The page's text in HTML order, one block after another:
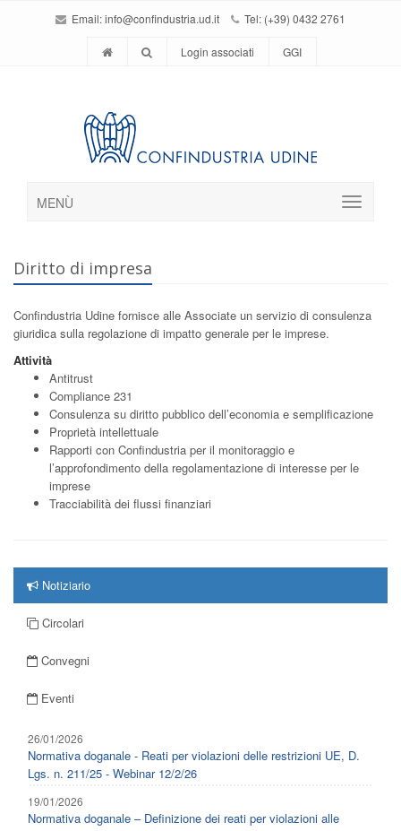
Email:info@confindustria.ud.it Tel: (+39) 0432 2761
Login associati GGI
MENÙ
Diritto di impresa
Confindustria Udine fornisce alle Associate un servizio di consulenza
giuridica sulla regolazione di impatto generale per le imprese.
Attività
Antitrust
Compliance 231
Consulenza su diritto pubblico dell’economia e semplificazione
Proprietà intellettuale
Rapporti con Confindustria per il monitoraggio e
l’approfondimento della regolamentazione di interesse per le
imprese
Tracciabilità dei flussi finanziari
Notiziario
Circolari
Convegni
Eventi
26/01/2026
Normativa doganale - Reati per violazioni delle restrizioni UE, D.
Lgs. n. 211/25 - Webinar 12/2/26
19/01/2026
Normativa doganale – Definizione dei reati per violazioni alle